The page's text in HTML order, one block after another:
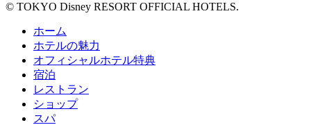
© TOKYO Disney RESORT OFFICIAL HOTELS.
ホーム
ホテルの魅力
オフィシャルホテル特典
宿泊
レストラン
ショップ
スパ